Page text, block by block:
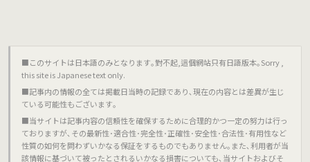
■このサイトは日本語のみとなります｡對不起,這個網站只有日語版本｡Sorry ,
this site is Japanese text only.
■記事内の情報の全ては掲載日当時の記録であり､現在の内容とは差異が生じ
ている可能性もございます｡
■当サイトは記事内容の信頼性を確保するために合理的かつ一定の努力は行っ
ておりますが､その最新性･適合性･完全性･正確性･安全性･合法性･有用性など
性質の如何を問わずいかなる保証をするものでもありません｡また､利用者が当
該情報に基づいて被ったとされるいかなる損害についても､当サイトおよびそ